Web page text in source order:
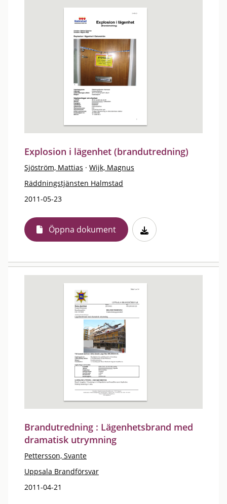
Explosion i lägenhet (brandutredning)
Sjöström, Mattias · Wijk, Magnus
Räddningstjänsten Halmstad
2011-05-23
Öppna dokument
Brandutredning : Lägenhetsbrand med
dramatisk utrymning
Pettersson, Svante
Uppsala Brandförsvar
2011-04-21